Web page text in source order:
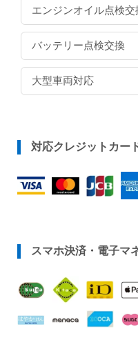
エンジンオイル点検交
バッテリー点検交換
大型車両対応
対応クレジットカー
スマホ決済・電子マ